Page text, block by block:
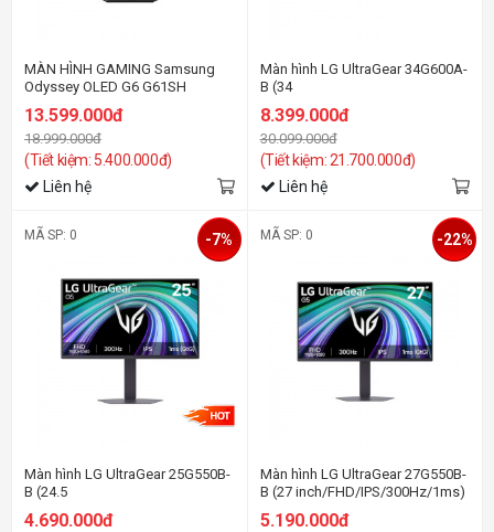
MÀN HÌNH GAMING Samsung
Odyssey OLED G6 G61SH
inch/QHD/OLED/240Hz/0.03ms)
13.599.000đ
18.999.000đ
(Tiết kiệm: 5.400.000đ)
Liên hệ
Màn hình LG UltraGear 34G600A-
B (34
8.399.000đ
30.099.000đ
(Tiết kiệm: 21.700.000đ)
Liên hệ
MÃ SP: 0
Màn hình LG UltraGear 25G550B-
B (24.5
inch/FHD/IPS/300Hz/1ms)
4.690.000đ
-7% MÃ SP: 0
Màn hình LG UltraGear 27G550B-
B (27 inch/FHD/IPS/300Hz/1ms)
5.190.000đ
-22%